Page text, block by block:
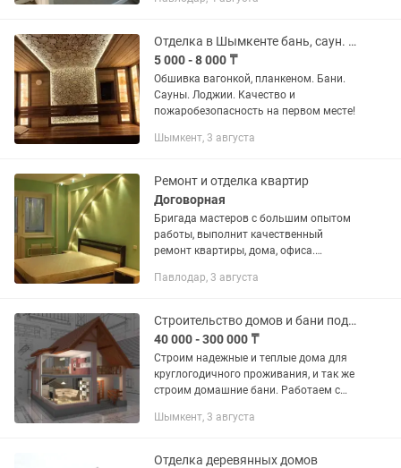
дверей, откосы пластиковые окна,
Отделка в Шымкенте бань, саун. Наружка домов!
5 000 - 8 000 ₸
Обшивка вагонкой, планкеном. Бани.
Сауны. Лоджии. Качество и
пожаробезопасность на первом месте!
Шымкент, 3 августа
Ремонт и отделка квартир
Договорная
Бригада мастеров с большим опытом
работы, выполнит качественный
ремонт квартиры, дома, офиса.
-Работаем с любыми материалами
-Любые виды...
Павлодар, 3 августа
Строительство домов и бани под ключ
40 000 - 300 000 ₸
Строим надежные и теплые дома для
круглогодичного проживания, и так же
строим домашние бани. Работаем с
небольших дачных домов до
Строительство...
Шымкент, 3 августа
Отделка деревянных домов